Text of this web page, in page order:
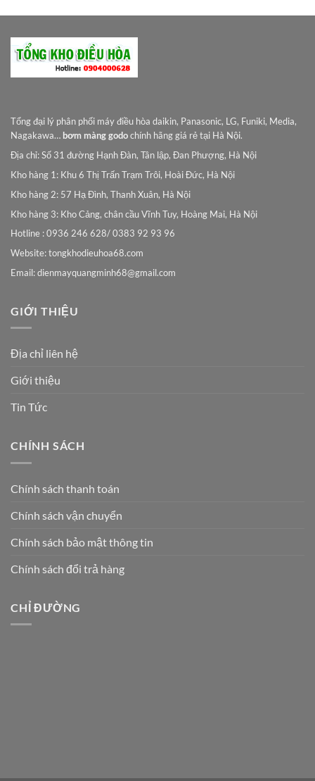
Tổng đại lý phân phối máy điều hòa daikin, Panasonic, LG, Funiki, Media,
Nagakawa… bơm màng godochính hãng giá rẻ tại Hà Nội.
Địa chỉ: Số 31 đường Hạnh Đàn, Tân lập, Đan Phượng, Hà Nội
Kho hàng 1: Khu 6 Thị Trấn Trạm Trôi, Hoài Đức, Hà Nội
Kho hàng 2: 57 Hạ Đình, Thanh Xuân, Hà Nội
Kho hàng 3: Kho Cảng, chân cầu Vĩnh Tuy, Hoàng Mai, Hà Nội
Hotline : 0936 246 628/ 0383 92 93 96
Website: tongkhodieuhoa68.com
Email:dienmayquangminh68@gmail.com
GIỚI THIỆU
Địa chỉ liên hệ
Giới thiệu
Tin Tức
CHÍNH SÁCH
Chính sách thanh toán
Chính sách vận chuyển
Chính sách bảo mật thông tin
Chính sách đổi trả hàng
CHỈ ĐƯỜNG